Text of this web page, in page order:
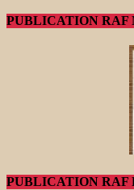
PUBLICATION RAF
PUBLICATION RAF